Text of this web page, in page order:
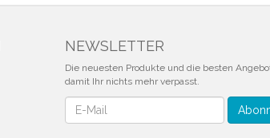
NEWSLETTER
Die neuesten Produkte und die besten
damit Ihr nichts mehr verpasst.
Newsletter